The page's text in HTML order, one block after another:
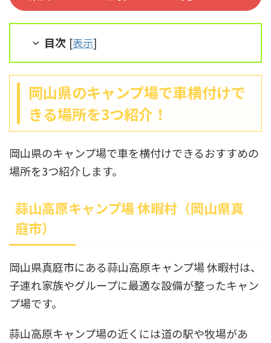
目次 [表示]
岡山県のキャンプ場で車横付けで
きる場所を3つ紹介！
岡山県のキャンプ場で車を横付けできるおすすめの
場所を3つ紹介します。
蒜山高原キャンプ場 休暇村（岡山県真
庭市）
岡山県真庭市にある蒜山高原キャンプ場 休暇村は、
子連れ家族やグループに最適な設備が整ったキャン
プ場です。
蒜山高原キャンプ場の近くには道の駅や牧場があ